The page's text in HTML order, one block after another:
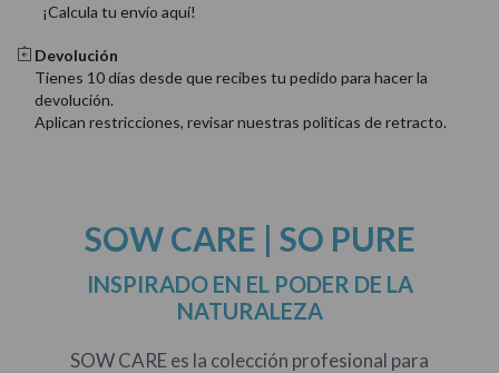
¡Calcula tu envío aquí!
Devolución
Tienes 10 días desde que recibes tu pedido para hacer la
devolución.
Aplican restricciones, revisar nuestras politicas de retracto.
SOW CARE | SO PURE
INSPIRADO EN EL PODER DE LA
NATURALEZA
SOW CARE es la colección profesional para